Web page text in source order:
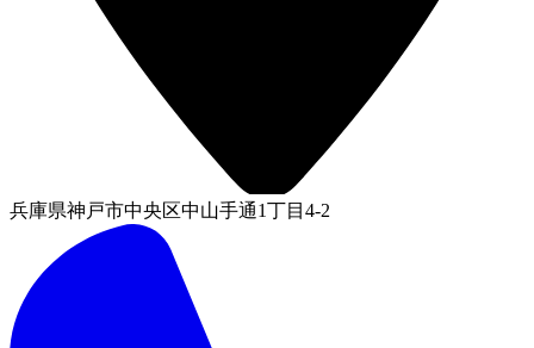
兵庫県神戸市中央区中山手通1丁目4-2